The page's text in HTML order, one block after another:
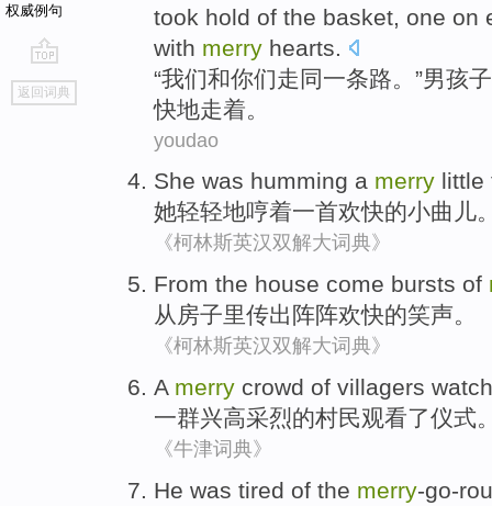
权威例句
go
top
返回词典
took hold of the basket , one
with merry hearts
“我们和你们走 同一条路 。”男孩子
快地走着。
youdao
She was humming a merry little
她轻轻地哼着一首欢快的小曲儿
《柯林斯英汉双解大词典》
From the house come bursts of
从 房子里传出 阵阵欢快的笑声。
《柯林斯英汉双解大词典》
A merry crowd of villagers
一群兴高采烈的村民观看了仪式
《牛津词典》
He was tired of the merry-go-